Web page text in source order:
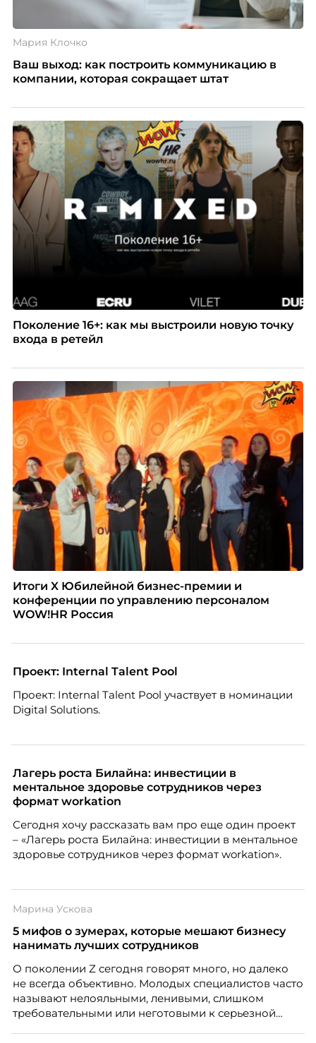
Мария Клочко
Ваш выход: как построить коммуникацию в
компании, которая сокращает штат
Поколение 16+: как мы выстроили новую точку
входа в ретейл
Итоги X Юбилейной бизнес-премии и
конференции по управлению персоналом
WOW!HR Россия
Проект: Internal Talent Pool
Проект: Internal Talent Pool участвует в номинации
Digital Solutions.
Лагерь роста Билайна: инвестиции в
ментальное здоровье сотрудников через
формат workation
Сегодня хочу рассказать вам про еще один проект
– «Лагерь роста Билайна: инвестиции в ментальное
здоровье сотрудников через формат workation».
Марина Ускова
5 мифов о зумерах, которые мешают бизнесу
нанимать лучших сотрудников
О поколении Z сегодня говорят много, но далеко
не всегда объективно. Молодых специалистов часто
называют нелояльными, ленивыми, слишком
требовательными или неготовыми к серьезной